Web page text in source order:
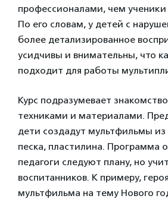
профессионалами, чем
По его словам, у детей с
более детализированное
усидчивы и внимательны, что
подходит для работы
Курс подразумевает
техниками и материалами.
дети создадут мультфильмы из
песка, пластилина. Программа
педагоги следуют плану, но
воспитанников. К примеру,
мультфильма на тему Нового